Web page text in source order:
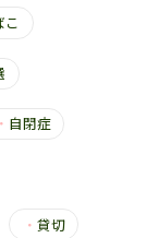
こ
・ 自閉症
・ 貸切